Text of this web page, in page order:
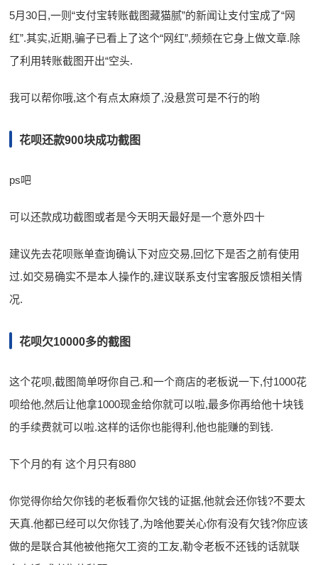
5月30日,一则“支付宝转账截图藏猫腻”的新闻让支付宝成了“网
红”.其实,近期,骗子已看上了这个“网红”,频频在它身上做文章.除
了利用转账截图开出“空头.
我可以帮你哦,这个有点太麻烦了,没悬赏可是不行的哟
花呗还款900块成功截图
ps吧
可以还款成功截图或者是今天明天最好是一个意外四十
建议先去花呗账单查询确认下对应交易,回忆下是否之前有使用
过.如交易确实不是本人操作的,建议联系支付宝客服反馈相关情
况.
花呗欠10000多的截图
这个花呗,截图简单呀你自己.和一个商店的老板说一下,付1000花
呗给他,然后让他拿1000现金给你就可以啦,最多你再给他十块钱
的手续费就可以啦.这样的话你也能得利,他也能赚的到钱.
下个月的有 这个月只有880
你觉得你给欠你钱的老板看你欠钱的证据,他就会还你钱?不要太
天真.他都已经可以欠你钱了,为啥他要关心你有没有欠钱?你应该
做的是联合其他被他拖欠工资的工友,勒令老板不还钱的话就联